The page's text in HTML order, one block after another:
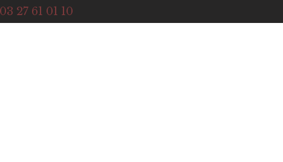
03 27 61 01 10